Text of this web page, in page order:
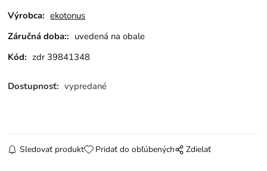
Výrobca: ekotonus
Záručná doba:: uvedená na obale
Kód: zdr 39841348
Dostupnosť: vypredané
Sledovať produkt Pridať do obľúbených Zdielať